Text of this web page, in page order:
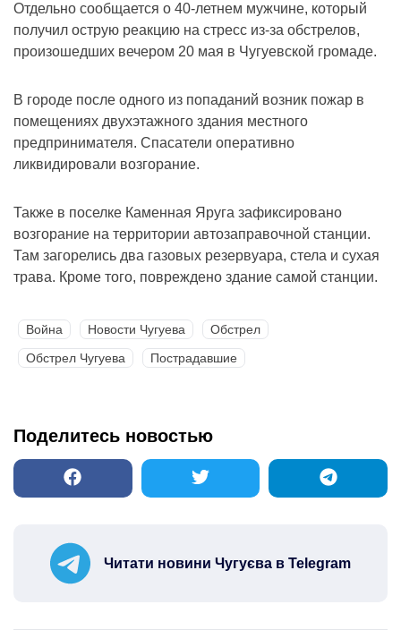
Отдельно сообщается о 40-летнем мужчине, который
получил острую реакцию на стресс из-за обстрелов,
произошедших вечером 20 мая в Чугуевской громаде.
В городе после одного из попаданий возник пожар в
помещениях двухэтажного здания местного
предпринимателя. Спасатели оперативно
ликвидировали возгорание.
Также в поселке Каменная Яруга зафиксировано
возгорание на территории автозаправочной станции.
Там загорелись два газовых резервуара, стела и сухая
трава. Кроме того, повреждено здание самой станции.
Война Новости Чугуева
Обстрел
Обстрел Чугуева
Пострадавшие
Поделитесь новостью
Читати новини Чугуєва в Telegram